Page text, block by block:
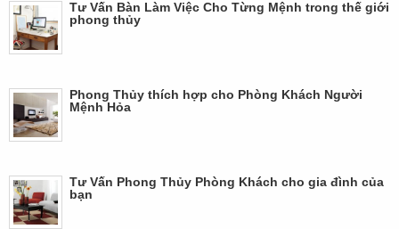
Tư Vấn Bàn Làm Việc Cho Từng Mệnh trong thế giới
phong thủy
Phong Thủy thích hợp cho Phòng Khách Người
Mệnh Hỏa
Tư Vấn Phong Thủy Phòng Khách cho gia đình của
bạn